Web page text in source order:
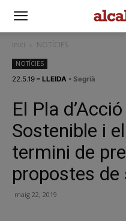
Inici NOTÍCIES
NOTÍCIES
22.5.19 – LLEIDA • Segrià
El Pla
Sostenible i
termini de
propostes de
maig 22, 2019